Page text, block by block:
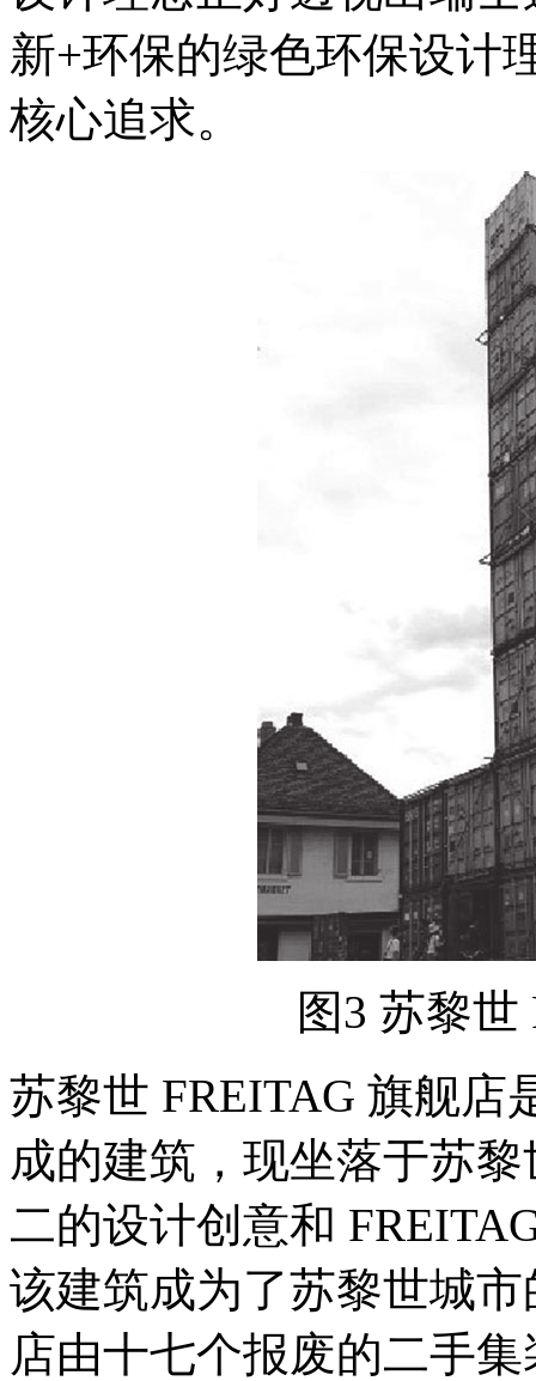
新+环保的绿色环保设计
核心追求。
图3 苏黎世
苏黎世 FREITAG 旗舰店
成的建筑，现坐落于苏
二的设计创意和
该建筑成为了苏黎世城
店由十七个报废的二手